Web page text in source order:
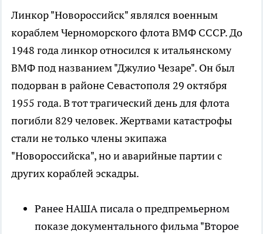
Линкор "Новороссийск" являлся военным
кораблем Черноморского флота ВМФ СССР. До
1948 года линкор относился к итальянскому
ВМФ под названием "Джулио Чезаре". Он был
подорван в районе Севастополя 29 октября
1955 года. В тот трагический день для флота
погибли 829 человек. Жертвами катастрофы
стали не только члены экипажа
"Новороссийска", но и аварийные партии с
других кораблей эскадры.
Ранее НАША писала о предпремьерном
показе документального фильма "Второе